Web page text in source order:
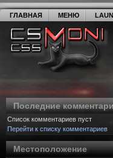
ГЛАВНАЯ МЕНЮ
Последние
Список комментариев пуст
Перейти к списку комментариев
Местоположение